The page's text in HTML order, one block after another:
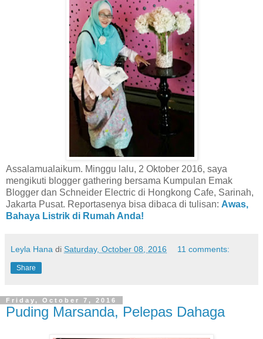
Assalamualaikum. Minggu lalu, 2 Oktober 2016, saya
mengikuti blogger gathering bersama Kumpulan Emak
Blogger dan Schneider Electric di Hongkong Cafe, Sarinah,
Jakarta Pusat. Reportasenya bisa dibaca di tulisan: Awas,
Bahaya Listrik di Rumah Anda!
Leyla Hana di Saturday, October 08, 2016 11 comments:
Share
Friday, October 7, 2016
Puding Marsanda, Pelepas Dahaga